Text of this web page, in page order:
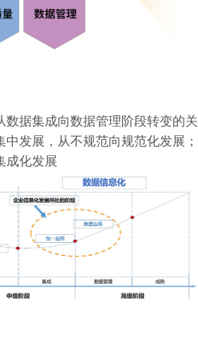
据集成向数据管理阶段转变的关
发展，从不规范向规范化发展；
成化发展